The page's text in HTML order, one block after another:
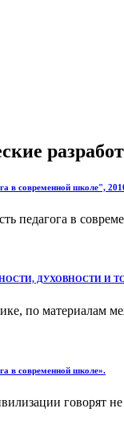
в современной школе",
педагога в
ДУХОВНОСТИ И
по материалам
в современной школе».
говорят